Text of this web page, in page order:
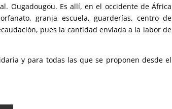
Ougadougou. Es allí, en el occidente de África
granja escuela, guarderías, centro de
pues la cantidad enviada a la labor de
y para todas las que se proponen desde el